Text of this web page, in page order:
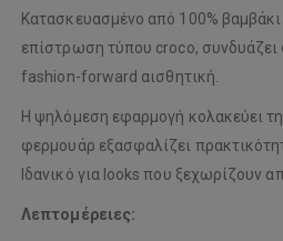
Κατασκευασμένο από 100%
επίστρωση τύπου croco,
fashion-forward αισθητική.
Η ψηλόμεση εφαρμογή κολακεύει
φερμουάρ εξασφαλίζει
Ιδανικό για looks που ξεχωρίζουν
Λεπτομέρειες: